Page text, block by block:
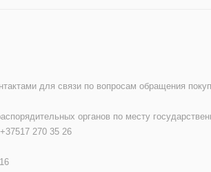
для связи по вопросам обращения
органов по месту
270 35 26